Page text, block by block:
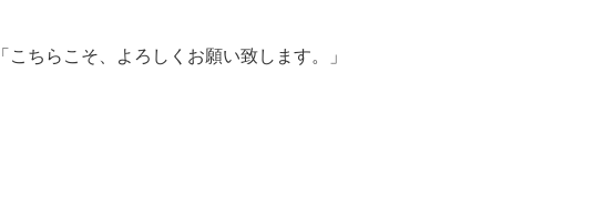
「こちらこそ、よろしくお願い致します。」